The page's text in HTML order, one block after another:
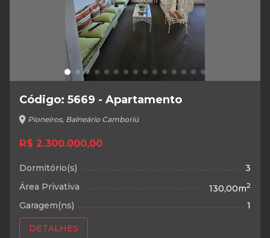
Código: 5669 - Apartamento
location_on Pioneiros, Balneário Camboriú
R$ 2.300.000,00
Dormitório(s)
3
Área Privativa
130,00m2
Garagem(ns) 1
DETALHES